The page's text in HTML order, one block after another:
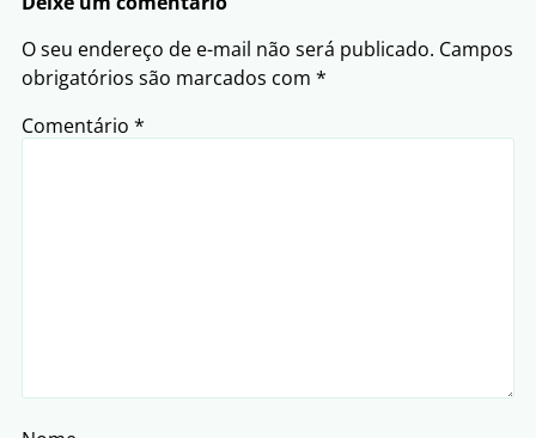
O seu endereço de e-mail não será publicado. Campos
obrigatórios são marcados com *
Comentário *